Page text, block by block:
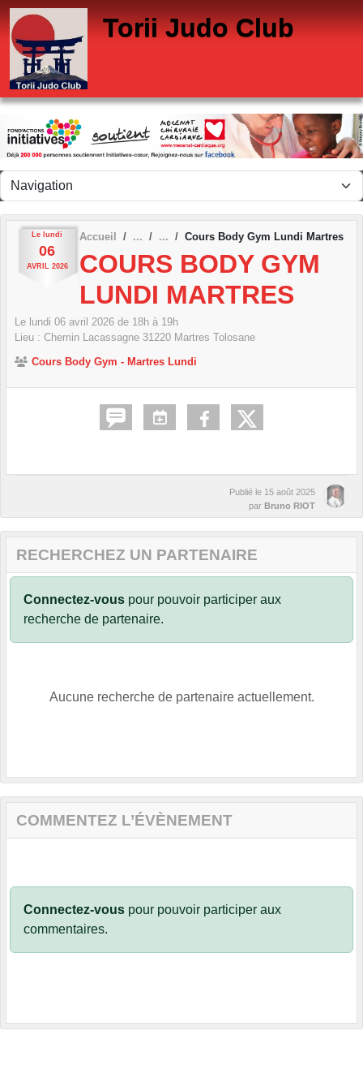
Torii Judo Club
Le lundi
06
AVRIL 2026
Accueil Cours Body Gym Lundi Martres
COURS BODY GYM
LUNDI MARTRES
Le lundi 06 avril 2026 de 18h à 19h
Lieu : Chemin Lacassagne 31220 Martres Tolosane
Cours Body Gym - Martres Lundi
Publié le 15 août 2025
par Bruno RIOT
RECHERCHEZ UN PARTENAIRE
Connectez-vous pour pouvoir participer aux
recherche de partenaire.
Aucune recherche de partenaire actuellement.
COMMENTEZ L’ÉVÈNEMENT
Connectez-vous pour pouvoir participer aux
commentaires.
Panneau de gestion des cookies